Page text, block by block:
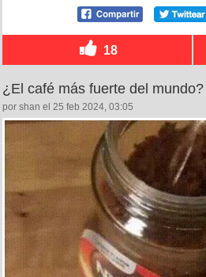
18
¿El café más fuerte del mundo?
por shan el 25 feb 2024, 03:05